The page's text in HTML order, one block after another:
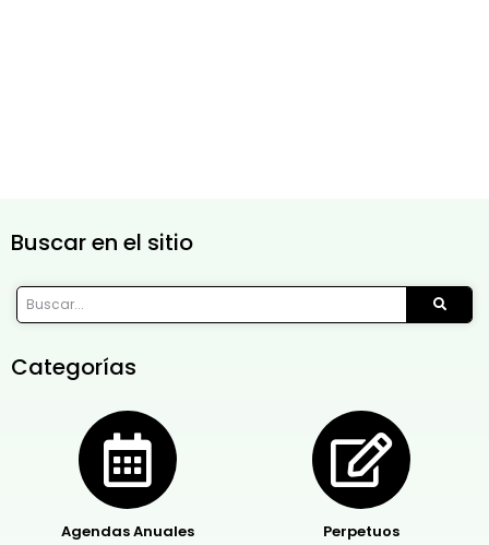
Buscar en el sitio
Categorías
Agendas Anuales Perpetuos